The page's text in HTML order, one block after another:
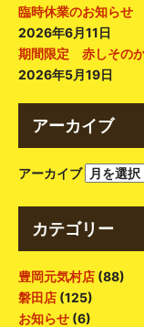
臨時休業のお知らせ
2026年6月11日
期間限定 赤しその
2026年5月19日
アーカイブ
アーカイブ
カテゴリー
豊岡元気村店 (88)
磐田店 (125)
お知らせ (6)